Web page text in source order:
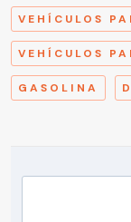
VEHÍCULOS
VEHÍCULOS
GASOLINA